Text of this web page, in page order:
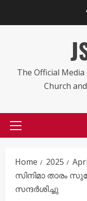
The Official
Church
Primary
Home 2025
സിനിമാ താരം
സന്ദർശിച്ചു